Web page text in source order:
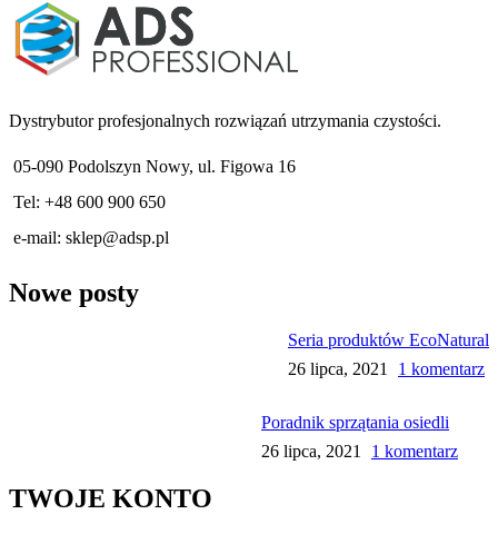
Dystrybutor profesjonalnych rozwiązań utrzymania czystości.
05-090 Podolszyn Nowy, ul. Figowa 16
Tel: +48 600 900 650
e-mail: sklep@adsp.pl
Nowe posty
Seria produktów EcoNatural
26 lipca, 2021
1 komentarz
Poradnik sprzątania osiedli
26 lipca, 2021
1 komentarz
TWOJE KONTO